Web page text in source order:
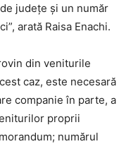
judeţe şi un număr
arată Raisa Enachi.
din veniturile
caz, este necesară
companie în parte, a
proprii
numărul